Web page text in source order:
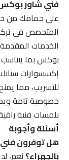
فني شاور بوكس
على حمامك من
المتخصص في
الخدمات المقدمة
بوكس بما يتناسب
إكسسوارات
للتسريب، مما
خصوصية تامة ويمنع
بلمسات فنية راقية.
أسئلة وأجوبة
هل توفرون فني
بالجهراء؟نعم،